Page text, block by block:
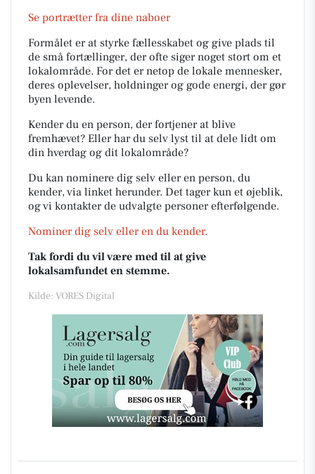
Se portrætter fra dine naboer
Formålet er at styrke fællesskabet og give plads til
de små fortællinger, der ofte siger noget stort om et
lokalområde. For det er netop de lokale mennesker,
deres oplevelser, holdninger og gode energi, der gør
byen levende.
Kender du en person, der fortjener at blive
fremhævet? Eller har du selv lyst til at dele lidt om
din hverdag og dit lokalområde?
Du kan nominere dig selv eller en person, du
kender, via linket herunder. Det tager kun et øjeblik,
og vi kontakter de udvalgte personer efterfølgende.
Nominer dig selv eller en du kender.
Tak fordi du vil være med til at give
lokalsamfundet en stemme.
Kilde: VORES Digital